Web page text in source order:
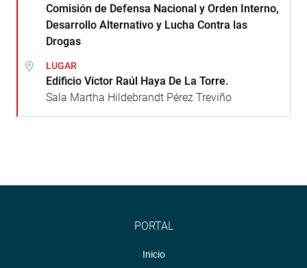
Comisión de Defensa Nacional y Orden Interno,
Desarrollo Alternativo y Lucha Contra las
Drogas
LUGAR
Edificio Víctor Raúl Haya De La Torre.
Sala Martha Hildebrandt Pérez Treviño
PORTAL
Inicio